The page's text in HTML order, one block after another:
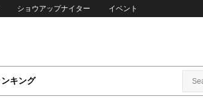
ショウアップナイター イベント
ンキング